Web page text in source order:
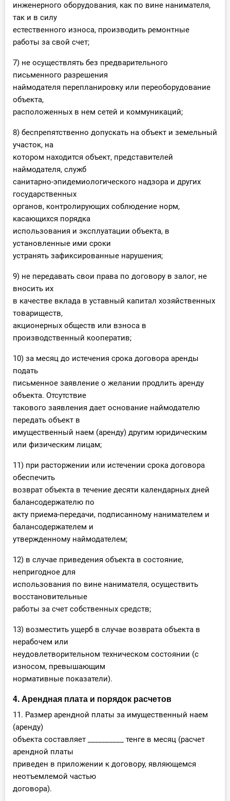
инженерного оборудования, как по вине нанимателя,
так и в силу
естественного износа, производить ремонтные
работы за свой счет;
7) не осуществлять без предварительного
письменного разрешения
наймодателя перепланировку или переоборудование
объекта,
расположенных в нем сетей и коммуникаций;
8) беспрепятственно допускать на объект и земельный
участок, на
котором находится объект, представителей
наймодателя, служб
санитарно-эпидемиологического надзора и других
государственных
органов, контролирующих соблюдение норм,
касающихся порядка
использования и эксплуатации объекта, в
установленные ими сроки
устранять зафиксированные нарушения;
9) не передавать свои права по договору в залог, не
вносить их
в качестве вклада в уставный капитал хозяйственных
товариществ,
акционерных обществ или взноса в
производственный кооператив;
10) за месяц до истечения срока договора аренды
подать
письменное заявление о желании продлить аренду
объекта. Отсутствие
такового заявления дает основание наймодателю
передать объект в
имущественный наем (аренду) другим юридическим
или физическим лицам;
11) при расторжении или истечении срока договора
обеспечить
возврат объекта в течение десяти календарных дней
балансодержателю по
акту приема-передачи, подписанному нанимателем и
балансодержателем и
утвержденному наймодателем;
12) в случае приведения объекта в состояние,
непригодное для
использования по вине нанимателя, осуществить
восстановительные
работы за счет собственных средств;
13) возместить ущерб в случае возврата объекта в
нерабочем или
неудовлетворительном техническом состоянии (с
износом, превышающим
нормативные показатели).
4. Арендная плата и порядок расчетов
11. Размер арендной платы за имущественный наем
(аренду)
объекта составляет __________ тенге в месяц (расчет
арендной платы
приведен в приложении к договору, являющемся
неотъемлемой частью
договора).